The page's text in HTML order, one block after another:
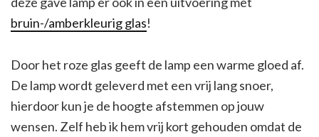
bruin-/amberkleurig glas!
Door het roze glas geeft de lamp een warme gloed af.
De lamp wordt geleverd met een vrij lang snoer,
hierdoor kun je de hoogte afstemmen op jouw
wensen. Zelf heb ik hem vrij kort gehouden omdat de